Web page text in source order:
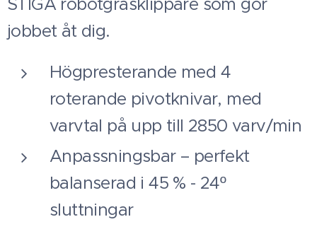
STIGA robotgräsklippare som gör
jobbet åt dig.
Högpresterande med 4
roterande pivotknivar, med
varvtal på upp till 2850 varv/min
Anpassningsbar – perfekt
balanserad i 45 % - 24º
sluttningar